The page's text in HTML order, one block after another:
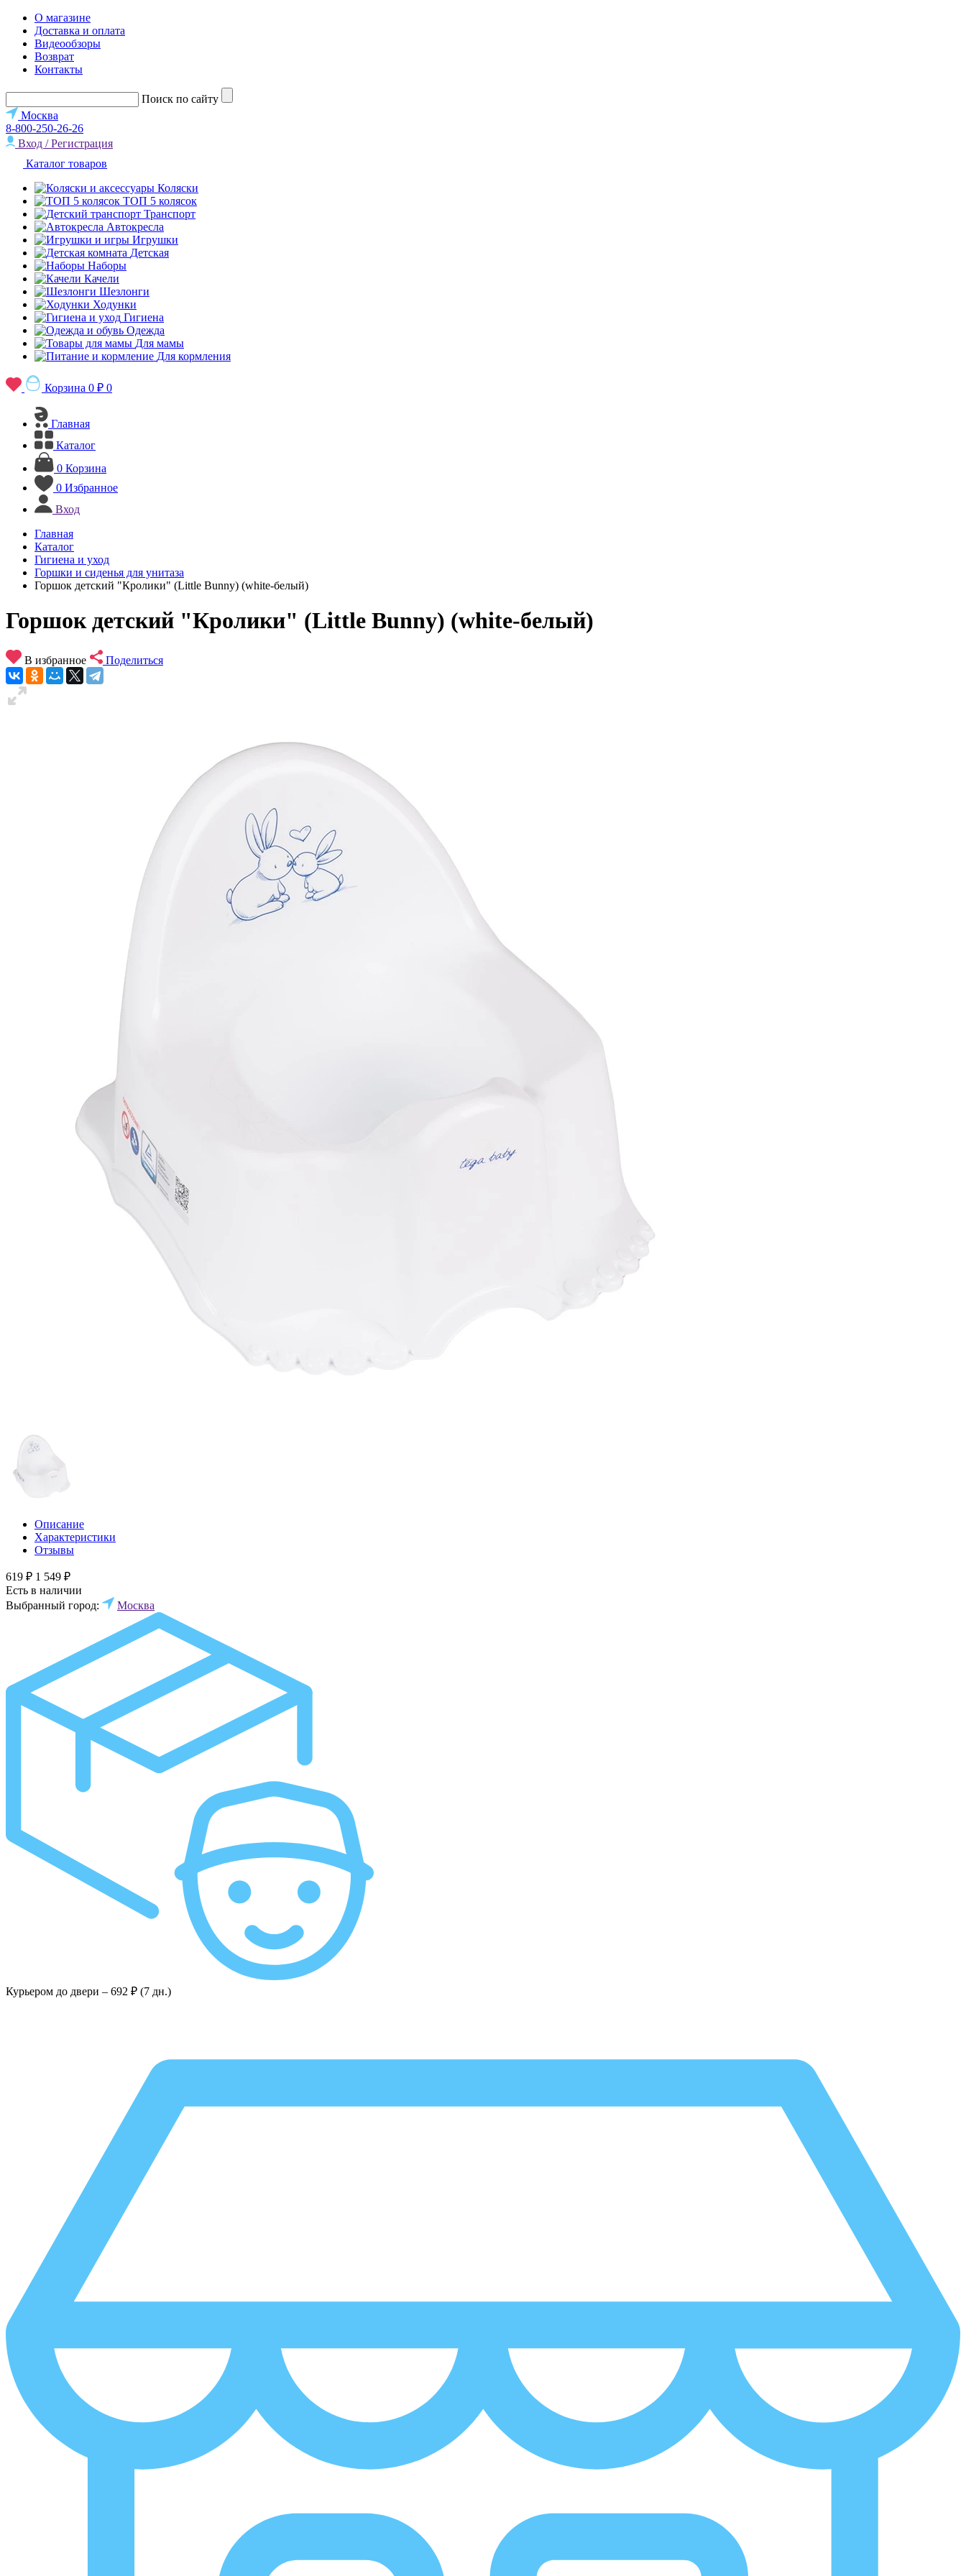
О магазине
Доставка и оплата
Видеообзоры
Возврат
Контакты
Поиск по сайту
Москва
8-800-250-26-26
Вход / Регистрация
Каталог товаров
Коляски
ТОП 5 колясок
Транспорт
Автокресла
Игрушки
Детская
Наборы
Качели
Шезлонги
Ходунки
Гигиена
Одежда
Для мамы
Для кормления
Корзина 0 ₽ 0
Главная
Каталог
0 Корзина
0 Избранное
Вход
Главная
Каталог
Гигиена и уход
Горшки и сиденья для унитаза
Горшок детский "Кролики" (Little Bunny) (white-белый)
Горшок детский "Кролики" (Little Bunny) (white-белый)
В избранное Поделиться
Описание
Характеристики
Отзывы
619 ₽ 1 549 ₽
Есть в наличии
Выбранный город:
Москва
Курьером до двери – 692 ₽ (7 дн.)